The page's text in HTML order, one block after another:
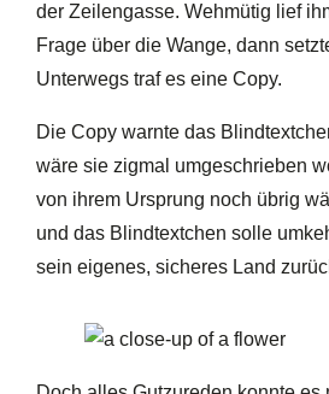
der Zeilengasse. Wehmütig lief
Frage über die Wange, dann
Unterwegs traf es eine Copy.
Die Copy warnte das
wäre sie zigmal umgeschrieben
von ihrem Ursprung noch übrig
und das Blindtextchen solle
sein eigenes, sicheres Land